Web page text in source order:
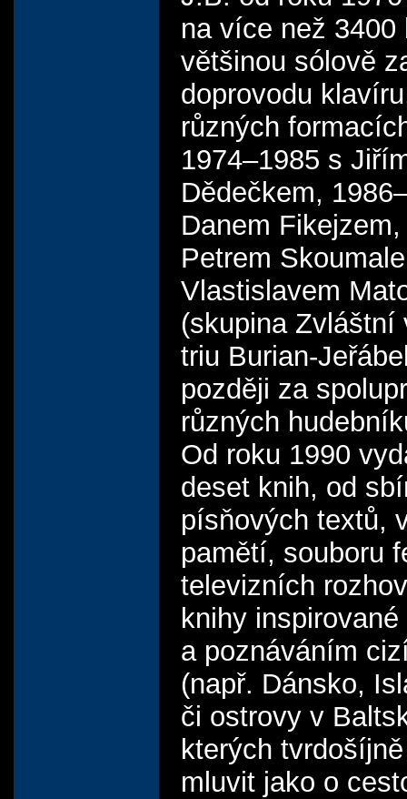
na více než 3400
většinou sólově
doprovodu
různých
1974–1985 s
Dědečkem,
Danem
Petrem
Vlastislavem
(skupina Zvláštní
triu Burian-
později za
různých
Od roku 1990
deset knih, od
písňových textů,
pamětí, souboru
televizních
knihy
a poznáváním
(např. Dánsko,
či ostrovy v
kterých
mluvit jako o